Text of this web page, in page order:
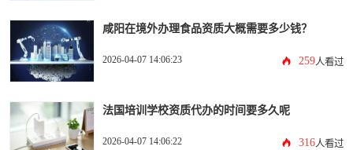
咸阳在境外办理食品资质大概需要多少钱？
2026-04-07 14:06:23 259人看过
法国培训学校资质代办的时间要多久呢
2026-04-07 14:06:22 316人看过